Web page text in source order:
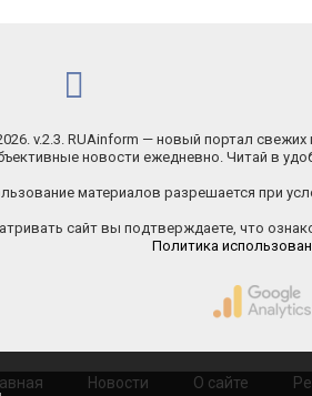
v.2.3. RUAinform — новый портал
новости ежедневно. Читай в
материалов разрешается при
сайт вы подтверждаете, что
Политика
Новости О сайте